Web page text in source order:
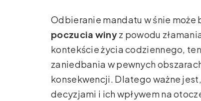
Odbieranie mandatu w śnie
poczucia winyz powodu
kontekście życia codziennego,
zaniedbania w pewnych
konsekwencji. Dlatego ważne
decyzjami i ich wpływem na